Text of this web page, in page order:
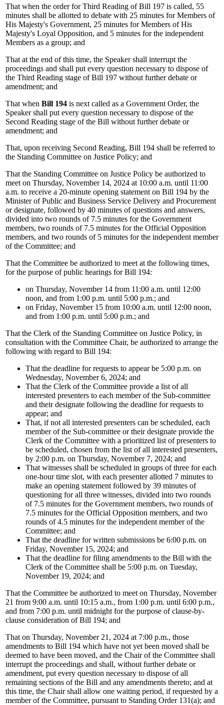
That when the order for Third Reading of Bill 197 is called, 55
minutes shall be allotted to debate with 25 minutes for Members of
His Majesty's Government, 25 minutes for Members of His
Majesty's Loyal Opposition, and 5 minutes for the independent
Members as a group; and
That at the end of this time, the Speaker shall interrupt the
proceedings and shall put every question necessary to dispose of
the Third Reading stage of Bill 197 without further debate or
amendment; and
That when Bill 194 is next called as a Government Order, the
Speaker shall put every question necessary to dispose of the
Second Reading stage of the Bill without further debate or
amendment; and
That, upon receiving Second Reading, Bill 194 shall be referred to
the Standing Committee on Justice Policy; and
That the Standing Committee on Justice Policy be authorized to
meet on Thursday, November 14, 2024 at 10:00 a.m. until 11:00
a.m. to receive a 20-minute opening statement on Bill 194 by the
Minister of Public and Business Service Delivery and Procurement
or designate, followed by 40 minutes of questions and answers,
divided into two rounds of 7.5 minutes for the Government
members, two rounds of 7.5 minutes for the Official Opposition
members, and two rounds of 5 minutes for the independent member
of the Committee; and
That the Committee be authorized to meet at the following times,
for the purpose of public hearings for Bill 194:
on Thursday, November 14 from 11:00 a.m. until 12:00
noon, and from 1:00 p.m. until 5:00 p.m.; and
on Friday, November 15 from 10:00 a.m. until 12:00 noon,
and from 1:00 p.m. until 5:00 p.m.; and
That the Clerk of the Standing Committee on Justice Policy, in
consultation with the Committee Chair, be authorized to arrange the
following with regard to Bill 194:
That the deadline for requests to appear be 5:00 p.m. on
Wednesday, November 6, 2024; and
That the Clerk of the Committee provide a list of all
interested presenters to each member of the Sub-committee
and their designate following the deadline for requests to
appear; and
That, if not all interested presenters can be scheduled, each
member of the Sub-committee or their designate provide the
Clerk of the Committee with a prioritized list of presenters to
be scheduled, chosen from the list of all interested presenters,
by 2:00 p.m. on Thursday, November 7, 2024; and
That witnesses shall be scheduled in groups of three for each
one-hour time slot, with each presenter allotted 7 minutes to
make an opening statement followed by 39 minutes of
questioning for all three witnesses, divided into two rounds
of 7.5 minutes for the Government members, two rounds of
7.5 minutes for the Official Opposition members, and two
rounds of 4.5 minutes for the independent member of the
Committee; and
That the deadline for written submissions be 6:00 p.m. on
Friday, November 15, 2024; and
That the deadline for filing amendments to the Bill with the
Clerk of the Committee shall be 5:00 p.m. on Tuesday,
November 19, 2024; and
That the Committee be authorized to meet on Thursday, November
21 from 9:00 a.m. until 10:15 a.m., from 1:00 p.m. until 6:00 p.m.,
and from 7:00 p.m. until midnight for the purpose of clause-by-
clause consideration of Bill 194; and
That on Thursday, November 21, 2024 at 7:00 p.m., those
amendments to Bill 194 which have not yet been moved shall be
deemed to have been moved, and the Chair of the Committee shall
interrupt the proceedings and shall, without further debate or
amendment, put every question necessary to dispose of all
remaining sections of the Bill and any amendments thereto; and at
this time, the Chair shall allow one waiting period, if requested by a
member of the Committee, pursuant to Standing Order 131(a); and